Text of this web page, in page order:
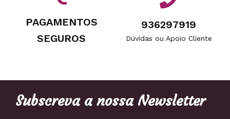
PAGAMENTOS
SEGUROS
936297919
Dúvidas ou Apoio Cliente
Subscreva a nossa Newsletter